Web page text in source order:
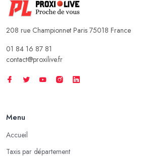
208 rue Championnet Paris 75018 France
01 84 16 87 81
contact@proxilive.fr
Menu
Accueil
Taxis par département